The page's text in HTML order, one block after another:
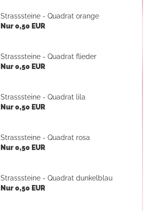
Strasssteine - Quadrat orange
Nur 0,50 EUR
Strasssteine - Quadrat flieder
Nur 0,50 EUR
Strasssteine - Quadrat lila
Nur 0,50 EUR
Strasssteine - Quadrat rosa
Nur 0,50 EUR
Strasssteine - Quadrat dunkelblau
Nur 0,50 EUR